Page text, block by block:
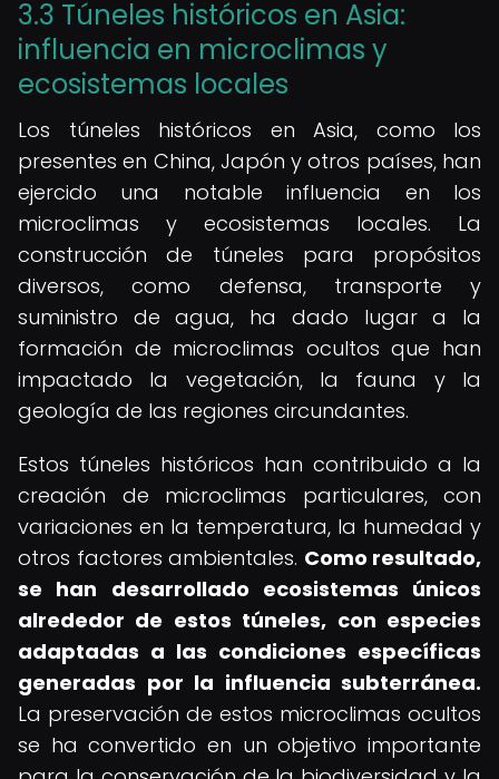
3.3 Túneles históricos en Asia:
influencia en microclimas y
ecosistemas locales
Los túneles históricos en Asia, como los
presentes en China, Japón y otros países, han
ejercido una notable influencia en los
microclimas y ecosistemas locales. La
construcción de túneles para propósitos
diversos, como defensa, transporte y
suministro de agua, ha dado lugar a la
formación de microclimas ocultos que han
impactado la vegetación, la fauna y la
geología de las regiones circundantes.
Estos túneles históricos han contribuido a la
creación de microclimas particulares, con
variaciones en la temperatura, la humedad y
otros factores ambientales. Como resultado,
se han desarrollado ecosistemas únicos
alrededor de estos túneles, con especies
adaptadas a las condiciones específicas
generadas por la influencia subterránea.
La preservación de estos microclimas ocultos
se ha convertido en un objetivo importante